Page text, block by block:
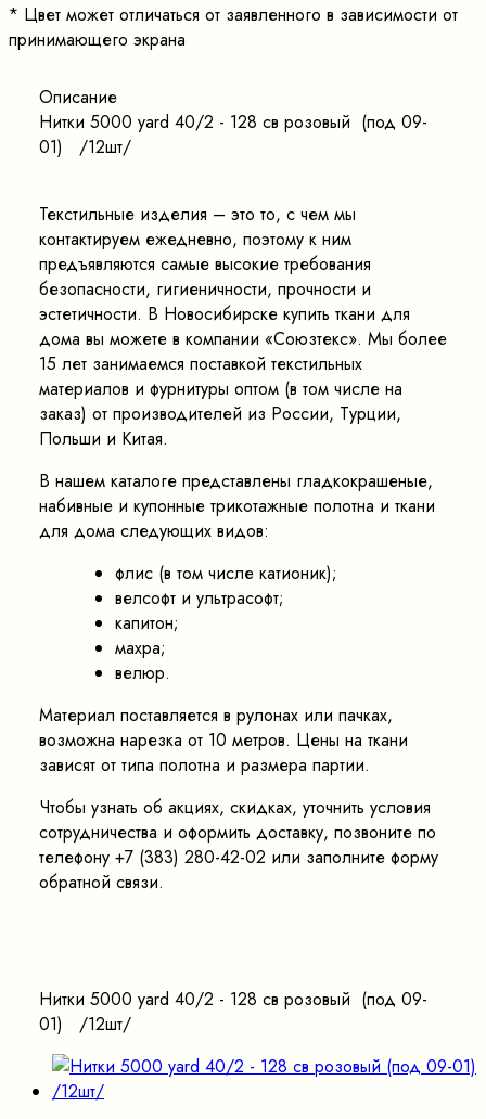
* Цвет может отличаться от заявленного в зависимости от
принимающего экрана
Описание
Нитки 5000 yard 40/2 - 128 св розовый (под 09-
01) /12шт/
Текстильные изделия – это то, с чем мы
контактируем ежедневно, поэтому к ним
предъявляются самые высокие требования
безопасности, гигиеничности, прочности и
эстетичности. В Новосибирске купить ткани для
дома вы можете в компании «Союзтекс». Мы более
15 лет занимаемся поставкой текстильных
материалов и фурнитуры оптом (в том числе на
заказ) от производителей из России, Турции,
Польши и Китая.
В нашем каталоге представлены гладкокрашеные,
набивные и купонные трикотажные полотна и ткани
для дома следующих видов:
флис (в том числе катионик);
велсофт и ультрасофт;
капитон;
махра;
велюр.
Материал поставляется в рулонах или пачках,
возможна нарезка от 10 метров. Цены на ткани
зависят от типа полотна и размера партии.
Чтобы узнать об акциях, скидках, уточнить условия
сотрудничества и оформить доставку, позвоните по
телефону +7 (383) 280-42-02 или заполните форму
обратной связи.
Нитки 5000 yard 40/2 - 128 св розовый (под 09-
01) /12шт/